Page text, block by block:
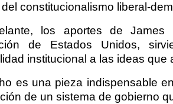
constitucionalismo liberal-
los aportes de
de Estados Unidos,
institucional a las ideas que
es una pieza indispensable
de un sistema de gobierno